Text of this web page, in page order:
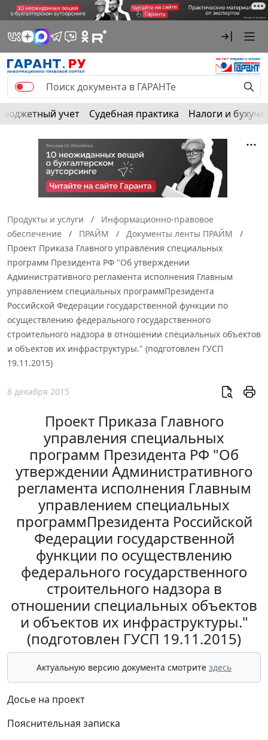
Бюджетный учет Судебная практика Налоги и
Продукты и услуги
Информационно-правовое
обеспечение
ПРАЙМ
Документы ленты ПРАЙМ
Проект Приказа Главного управления специальных
программ Президента РФ "Об утверждении
Административного регламента исполнения Главным
управлением специальных программПрезидента
Российской Федерации государственной функции по
осуществлению федерального государственного
строительного надзора в отношении специальных объектов
и объектов их инфраструктуры." (подготовлен ГУСП
19.11.2015)
8 декабря 2015
Проект Приказа Главного
управления специальных
программ Президента РФ "Об
утверждении Административного
регламента исполнения Главным
управлением специальных
программПрезидента Российской
Федерации государственной
функции по осуществлению
федерального государственного
строительного надзора в
отношении специальных объектов
и объектов их инфраструктуры."
(подготовлен ГУСП 19.11.2015)
Актуальную версию документа смотрите здесь
Досье на проект
Пояснительная записка